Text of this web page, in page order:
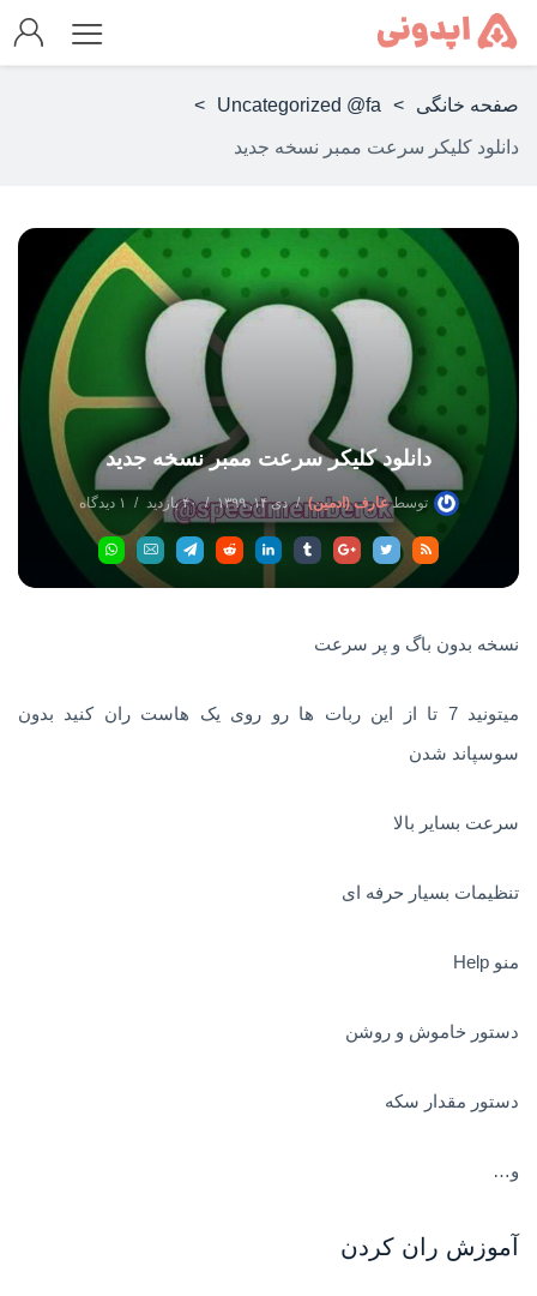
صفحه خانگی >
Uncategorized @fa
>
دانلود کلیکر سرعت ممبر نسخه جدید
دانلود کلیکر سرعت ممبر نسخه جدید
توسطعارف (ادمین) دی ۱۴, ۱۳۹۹ ۴۰ بازدید ۱ دیدگاه
نسخه بدون باگ و پر سرعت
میتونید 7 تا از این ربات ها رو روی یک هاست ران کنید بدون
سوسپاند شدن
سرعت بسایر بالا
تنظیمات بسیار حرفه ای
منو Help
دستور خاموش و روشن
دستور مقدار سکه
و…
آموزش ران کردن